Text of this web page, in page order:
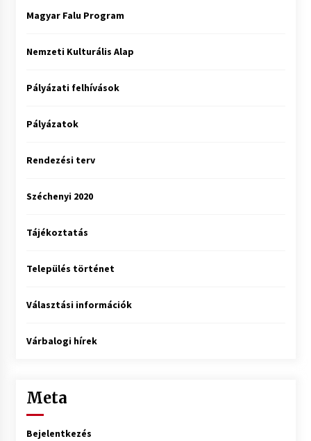
Magyar Falu Program
Nemzeti Kulturális Alap
Pályázati felhívások
Pályázatok
Rendezési terv
Széchenyi 2020
Tájékoztatás
Település történet
Választási információk
Várbalogi hírek
Meta
Bejelentkezés